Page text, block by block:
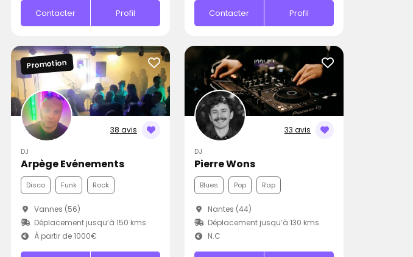
Contacter Profil Contacter Profil
38 avis
Promotion
DJ
Arpège Evénements
Disco Funk Rock
Vannes (56)
Déplacement jusqu’à 150 kms
À partir de 1000€
33 avis
DJ
Pierre Wons
Blues Pop Rap
Nantes (44)
Déplacement jusqu’à 130 kms
N.C